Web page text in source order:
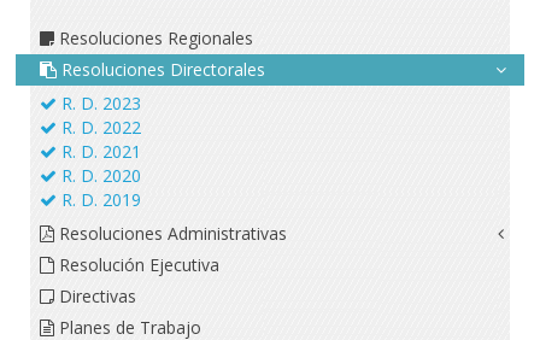
Resoluciones Regionales
Resoluciones Directorales
R. D. 2023
R. D. 2022
R. D. 2021
R. D. 2020
R. D. 2019
Resoluciones Administrativas
Resolución Ejecutiva
Directivas
Planes de Trabajo